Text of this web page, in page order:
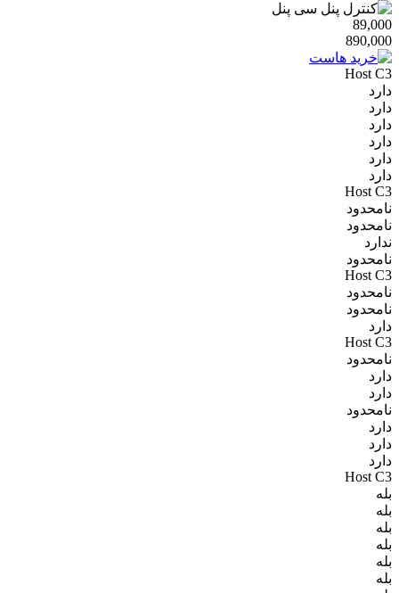
89,000
890,000
Host C3
دارد
دارد
دارد
دارد
دارد
دارد
Host C3
نامحدود
نامحدود
ندارد
نامحدود
Host C3
نامحدود
نامحدود
دارد
Host C3
نامحدود
دارد
دارد
نامحدود
دارد
دارد
دارد
Host C3
بله
بله
بله
بله
بله
بله